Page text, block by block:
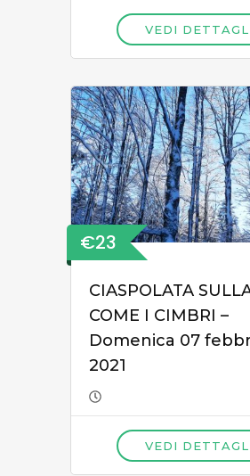
VEDI
€23
CIASPOLATA
COME I CIMBRI –
Domenica 07
2021
VEDI